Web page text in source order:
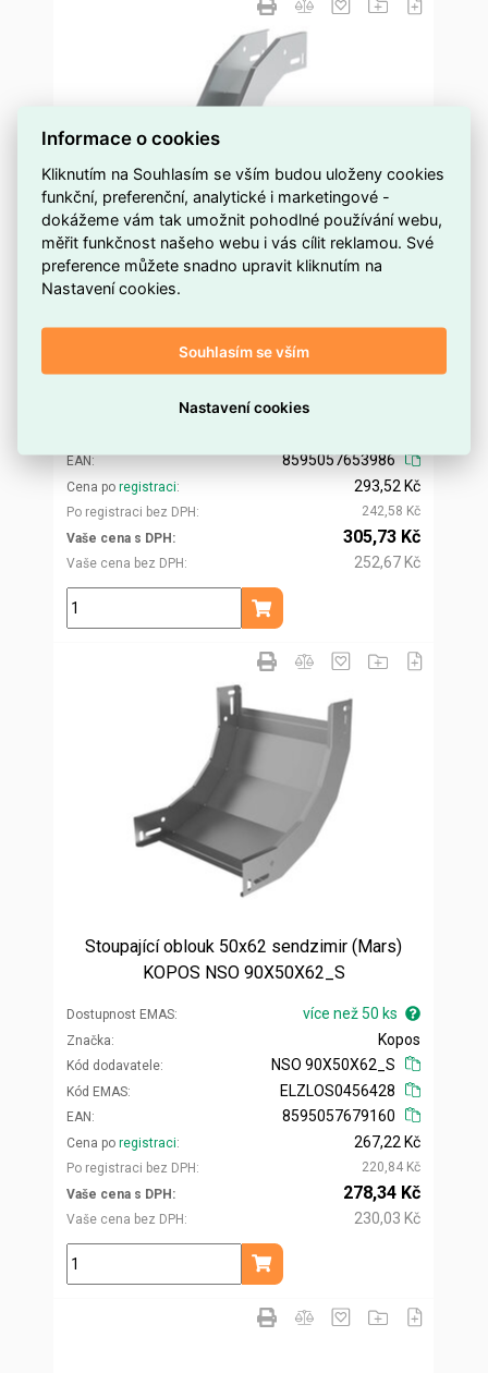
Klesající oblouk 90x50x62 sendzimir (Mars)
více než 50 ks
NKO 90X50X62_S
EAN
8595057653986
Cena po registraci
Po registraci bez DPH
293,52 Kč
242,58 Kč
Vaše cena s DPH
Vaše cena bez DPH
305,73 Kč
252,67 Kč
ks
Přidat do košíku
Stoupající oblouk 50x62 sendzimir (Mars)
KOPOS NSO 90X50X62_S
Dostupnost EMAS více než 50 ks
Značka
Kód dodavatele
Kopos
NSO 90X50X62_S
Kód EMAS
EAN
ELZLOS0456428
8595057679160
Cena po registraci
Po registraci bez DPH
267,22 Kč
220,84 Kč
Vaše cena s DPH
Vaše cena bez DPH
278,34 Kč
230,03 Kč
ks
Přidat do košíku
Informace o cookies
Kliknutím na Souhlasím se vším budou uloženy cookies
funkční, preferenční, analytické i marketingové -
dokážeme vám tak umožnit pohodlné používání webu,
měřit funkčnost našeho webu i vás cílit reklamou. Své
preference můžete snadno upravit kliknutím na
Nastavení cookies.
Souhlasím se vším
Nastavení cookies